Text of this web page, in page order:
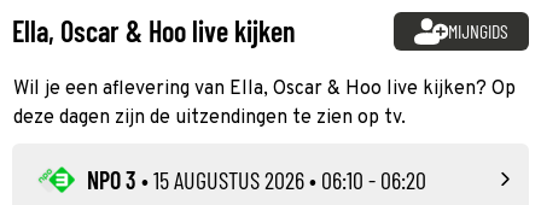
Ella, Oscar & Hoo live kijken MIJNGIDS
Wil je een aflevering van Ella, Oscar & Hoo live kijken? Op
deze dagen zijn de uitzendingen te zien op tv.
NPO 3 •15 AUGUSTUS 2026• 06:10 - 06:20